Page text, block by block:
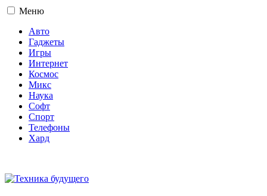
Меню
Авто
Гаджеты
Игры
Интернет
Космос
Микс
Наука
Софт
Спорт
Телефоны
Хард